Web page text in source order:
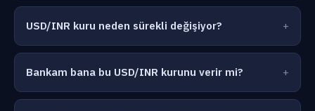
USD/INR kuru neden sürekli değişiyor?
Bankam bana bu USD/INR kurunu verir mi?